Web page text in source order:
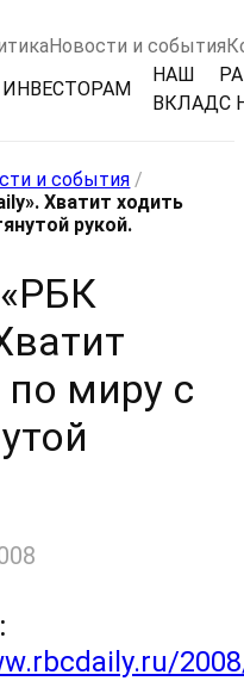
Новости и события
ИНВЕСТОРАМ
НАШ
ВКЛАДС
и события /
Хватит ходить
рукой.
по миру с